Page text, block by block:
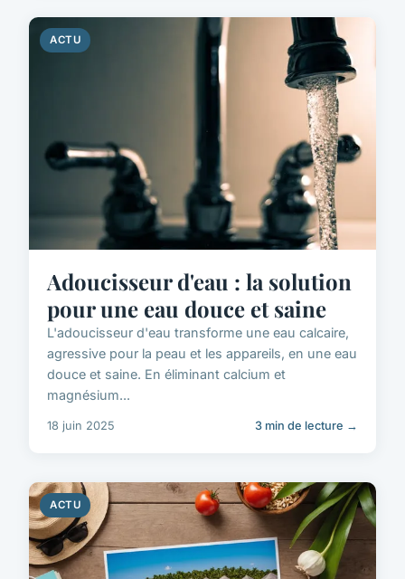
ACTU
Adoucisseur d'eau : la solution
pour une eau douce et saine
L'adoucisseur d'eau transforme une eau calcaire,
agressive pour la peau et les appareils, en une eau
douce et saine. En éliminant calcium et
magnésium...
18 juin 2025 3 min de lecture →
ACTU